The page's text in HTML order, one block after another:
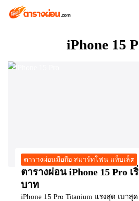
iPhone 15
ตารางผ่อนมือถือ สมาร์ทโฟน แท็บเล็ต
ตารางผ่อน iPhone 15 Pro เ
บาท
iPhone 15 Pro Titanium แรงสุด เบาสุ